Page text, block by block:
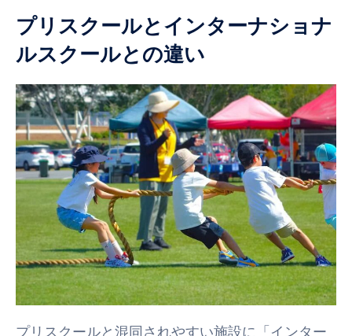
プリスクールとインターナショナ
ルスクールとの違い
プリスクールと混同されやすい施設に「インター